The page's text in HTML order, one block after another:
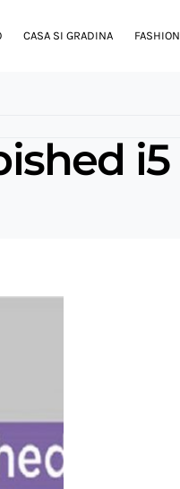
CASA SI GRADINA FASHION
i5